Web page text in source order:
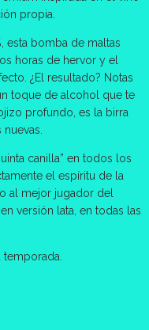
propia.
esta bomba de maltas
horas de hervor y el
¿El resultado? Notas
toque de alcohol que te
profundo, es la birra
canilla” en todos los
el espíritu de la
al mejor jugador del
versión lata, en todas las